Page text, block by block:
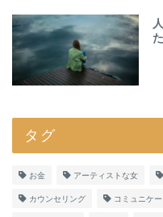
タグ
お金 アーティストな女
カウンセリング コミュニケ